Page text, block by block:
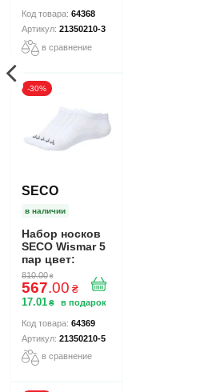
64368
21350210-3
в сравнение
-30%
SECO
в наличии
Набор носков
SECO Wismar 5
пар цвет:
белый
810.00 ₴
567.00 ₴
17.01 ₴
64369
21350210-5
в сравнение